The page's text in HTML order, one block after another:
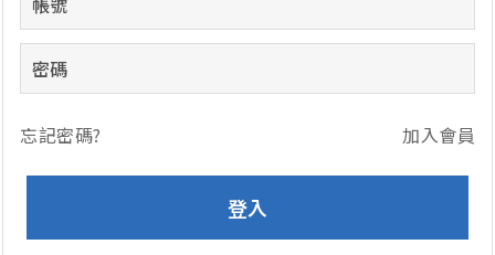
忘記密碼? 加入會員